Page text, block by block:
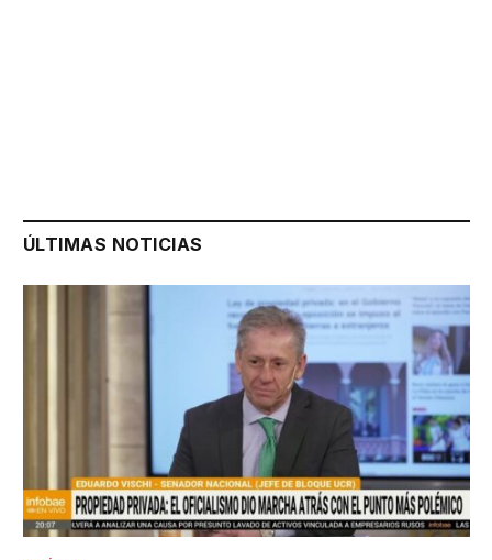
ÚLTIMAS NOTICIAS